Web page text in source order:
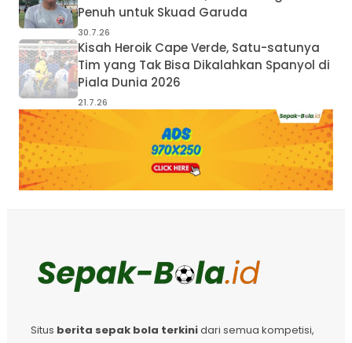
Penuh untuk Skuad Garuda
30.7.26
Kisah Heroik Cape Verde, Satu-satunya
Tim yang Tak Bisa Dikalahkan Spanyol di
Piala Dunia 2026
21.7.26
Situs berita sepak bola terkinidari semua kompetisi,